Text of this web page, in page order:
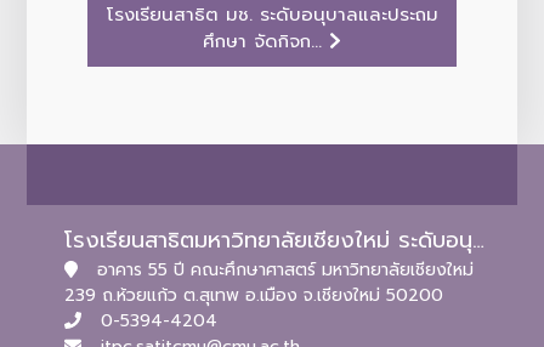
โรงเรียนสาธิต มช. ระดับอนุบาลและประถม
ศึกษา จัดกิจก...
โรงเรียนสาธิตมหาวิทยาลัยเชียงใหม่ ระดับอนุบาลและประถมศึกษา
อาคาร 55 ปี คณะศึกษาศาสตร์ มหาวิทยาลัยเชียงใหม่
239 ถ.ห้วยแก้ว ต.สุเทพ อ.เมือง จ.เชียงใหม่ 50200
0-5394-4204